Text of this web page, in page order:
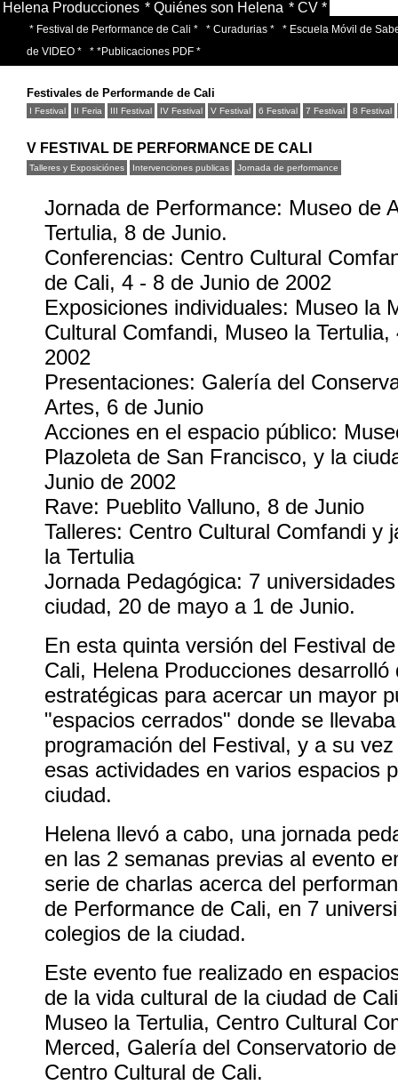
Helena Producciones * Quiénes son Helena * CV *
* Festival de Performance de Cali * * Curadurias *
* Escuela Móvil de
de VIDEO *
* *Publicaciones PDF *
Festivales de Performande de Cali
I Festival II Feria III Festival IV Festival V Festival 6 Festival 7 Festival 8 Festival
V FESTIVAL DE PERFORMANCE DE CALI
Talleres y Exposiciónes Intervenciones publicas Jornada de performance
Jornada de Performance: Museo de
Tertulia, 8 de Junio.
Conferencias: Centro Cultural
de Cali, 4 - 8 de Junio de 2002
Exposiciones individuales: Museo la
Cultural Comfandi, Museo la
2002
Presentaciones: Galería del
Artes, 6 de Junio
Acciones en el espacio público:
Plazoleta de San Francisco, y la
Junio de 2002
Rave: Pueblito Valluno, 8 de Junio
Talleres: Centro Cultural Comfandi y
la Tertulia
Jornada Pedagógica: 7
ciudad, 20 de mayo a 1 de Junio.
En esta quinta versión del Festival
Cali, Helena Producciones
estratégicas para acercar un mayor
"espacios cerrados" donde se
programación del Festival, y a su
esas actividades en varios espacios
ciudad.
Helena llevó a cabo, una jornada
en las 2 semanas previas al evento
serie de charlas acerca del
de Performance de Cali, en 7
colegios de la ciudad.
Este evento fue realizado en
de la vida cultural de la ciudad de
Museo la Tertulia, Centro Cultural
Merced, Galería del Conservatorio
Centro Cultural de Cali.